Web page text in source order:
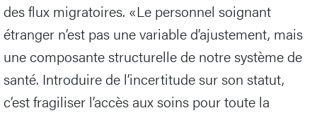
des flux migratoires. «Le personnel soignant
étranger n’est pas une variable d’ajustement, mais
une composante structurelle de notre système de
santé. Introduire de l’incertitude sur son statut,
c’est fragiliser l’accès aux soins pour toute la